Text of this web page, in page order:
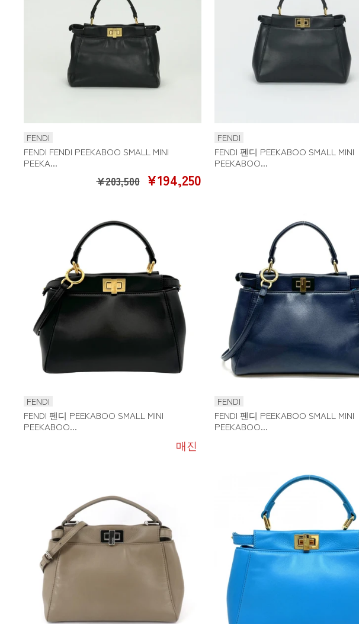
FENDI
FENDI FENDI PEEKABOO SMALL MINI
PEEKA...
¥203,500 판
¥194,250
FENDI
FENDI 펜디 PEEKABOO SMALL MINI
PEEKABOO...
FENDI
FENDI 펜디 PEEKABOO SMALL MINI
PEEKABOO...
매진
FENDI
FENDI 펜디 PEEKABOO SMALL MINI
PEEKABOO...